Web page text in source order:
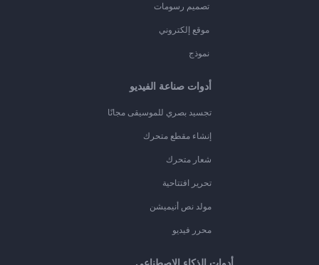
تصميم رسومات
موقع إلكتروني
نموذج
أدوات صناعة الفيديو
تجسيد بصري للموسيقى مجانًا
إنشاء مقطع متحرك
شعار متحرك
تحرير افتتاحية
مولد نص أنيميشن
محرر فيديو